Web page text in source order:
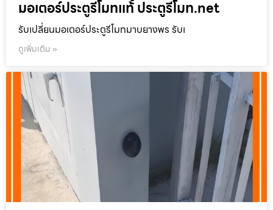
มอเตอร์ประตูรีโมทแท้ ประตูรีโมท.net
รับเปลี่ยนมอเตอร์ประตูรีโมทมาบยางพร รับเ
ดูเพิ่มเติม »